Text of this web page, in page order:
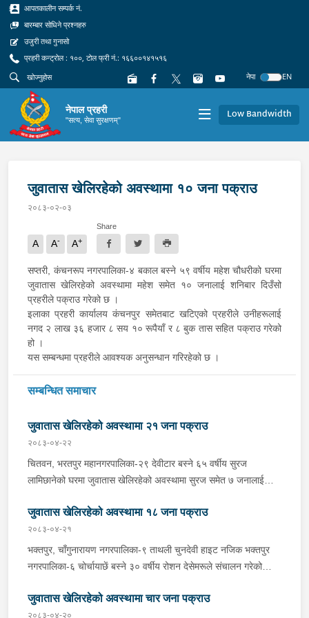
आपतकालीन सम्पर्क नं.
बारम्बार सोधिने प्रश्नहरु
उजुरी तथा गुनासो
प्रहरी कन्ट्रोल : १००, टोल फ्री नं.: १६६००१४१५१६
नेपा
EN
नेपाल प्रहरी
"सत्य, सेवा सुरक्षणम्" Low Bandwidth
जुवातास खेलिरहेको अवस्थामा १० जना पक्राउ
२०८३-०२-०३
A A- A+
Share
सप्तरी, कंचनरूप नगरपालिका-४ बकाल बस्ने ५९ वर्षीय महेश चौधरीको घरमा
जुवातास खेलिरहेको अवस्थामा महेश समेत १० जनालाई शनिबार दिउँसो
प्रहरीले पक्राउ गरेको छ ।
इलाका प्रहरी कार्यालय कंचनपुर समेतबाट खटिएको प्रहरीले उनीहरूलाई
नगद २ लाख ३६ हजार ८ सय १० रूपैयाँ र ८ बुक तास सहित पक्राउ गरेको
हो ।
यस सम्बन्धमा प्रहरीले आवश्यक अनुसन्धान गरिरहेको छ ।
सम्बन्धित समाचार
जुवातास खेलिरहेको अवस्थामा २१ जना पक्राउ
२०८३-०४-२२
चितवन, भरतपुर महानगरपालिका-२९ देवीटार बस्ने ६५ वर्षीय सुरज
लामिछानेको घरमा जुवातास खेलिरहेको अवस्थामा सुरज समेत ७ जनालाई
चितवनबाट खटिएको प्रहरीले उनीहरूलाई नगद १६ हजार २ सय ६५ रूपैयाँ
र ३ बुक तास सहित पक्राउ गरेको हो । यसैगरी चितवन, भरतपुर
महानगरपालिका-११ गोर्खालीटोल बस्ने बाला गुरूङको घरमा जुवातास
खेलिरहेको अवस्थामा सोही महानगरपालिका-११ बसेनी बस्ने ५० वर्षीय राजेश
प्रहरी कार्यालय चितवनबाट खटिएको प्रहरीले उनीहरूलाई नगद ८७ हजार ६
सय ७० रूपैयाँ र ४ बुक तास सहित पक्राउ गरेको हो । कञ्चनपुर, भीमदत्त
जुवातास खेलिरहेको अवस्थामा १८ जना पक्राउ
२०८३-०४-२१
भक्तपुर, चाँगुनारायण नगरपालिका-९ ताथली चुनदेवी हाइट नजिक भक्तपुर
नगरपालिका-६ चोर्चायाछें बस्ने ३० वर्षीय रोशन देसेमरूले संचालन गरेको
राति प्रहरीले पक्राउ गरेको छ । अस्थायी प्रहरी पोष्ट ताथलीबाट खटिएको
प्रहरीले उनीहरूलाई नगद १८ हजार ५ सय ५५ रूपैयाँ र ३ बुक तास सहित
जुवातास खेलिरहेको अवस्थामा चार जना पक्राउ
२०८३-०४-२०